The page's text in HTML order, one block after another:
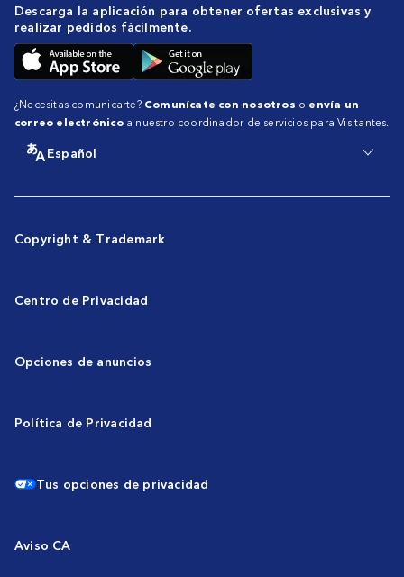
Descarga la aplicación para obtener ofertas exclusivas y
realizar pedidos fácilmente.
¿Necesitas comunicarte? Comunícate con nosotros o envía un
correo electrónicoa nuestro coordinador de servicios para Visitantes.
Español
Copyright & Trademark
Centro de Privacidad
Opciones de anuncios
Política de Privacidad
Tus opciones de privacidad
Aviso CA